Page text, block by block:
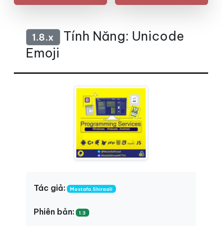
1.8.x
Tính Năng: Unicode
Emoji
Tác giả: Mostafa.Shiraali
Phiên bản: 1.3